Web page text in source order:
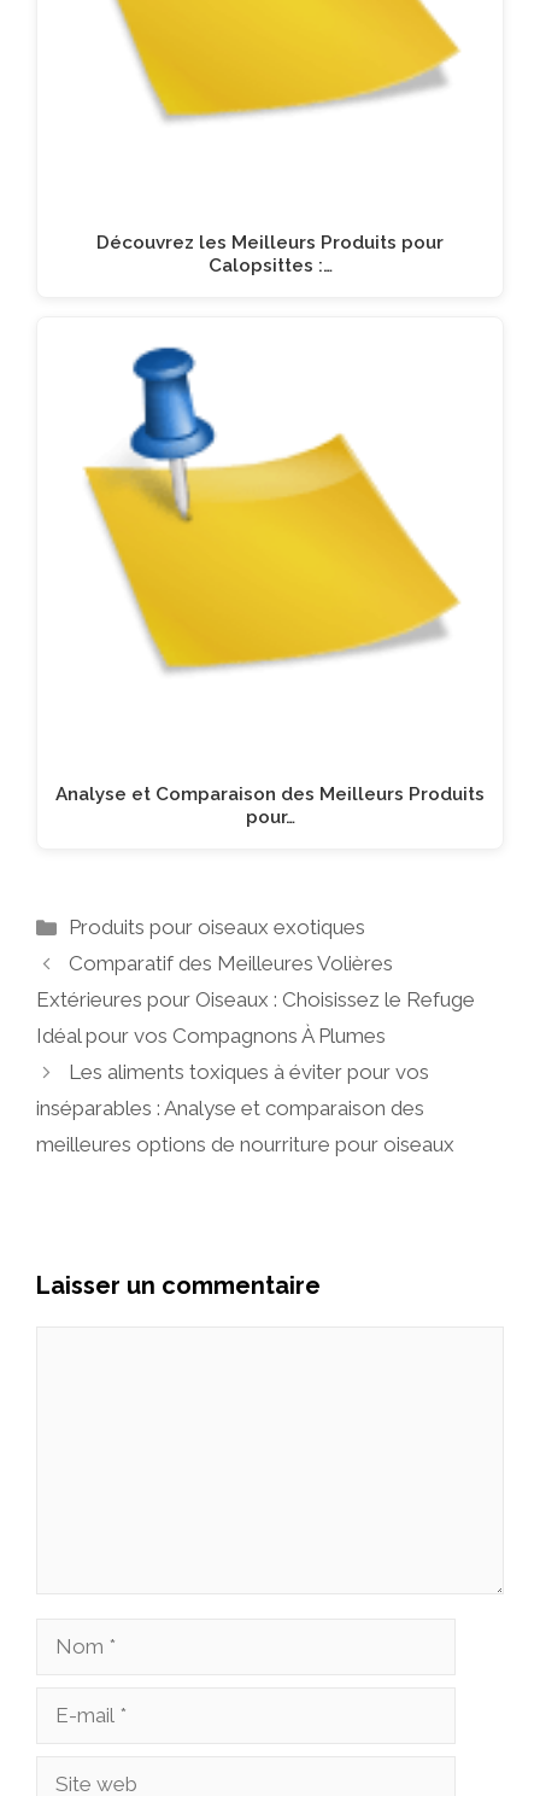
Découvrez les Meilleurs Produits pour
Calopsittes :…
Analyse et Comparaison des Meilleurs Produits
pour…
Catégories
Produits pour oiseaux exotiques
Comparatif des Meilleures Volières
Extérieures pour Oiseaux : Choisissez le Refuge
Idéal pour vos Compagnons À Plumes
Les aliments toxiques à éviter pour vos
inséparables : Analyse et comparaison des
meilleures options de nourriture pour oiseaux
Laisser un commentaire
Nom
Site